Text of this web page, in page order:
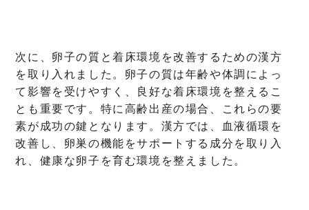
次に、卵子の質と着床環境を改善するための漢方
を取り入れました。卵子の質は年齢や体調によっ
て影響を受けやすく、良好な着床環境を整えるこ
とも重要です。特に高齢出産の場合、これらの要
素が成功の鍵となります。漢方では、血液循環を
改善し、卵巣の機能をサポートする成分を取り入
れ、健康な卵子を育む環境を整えました。